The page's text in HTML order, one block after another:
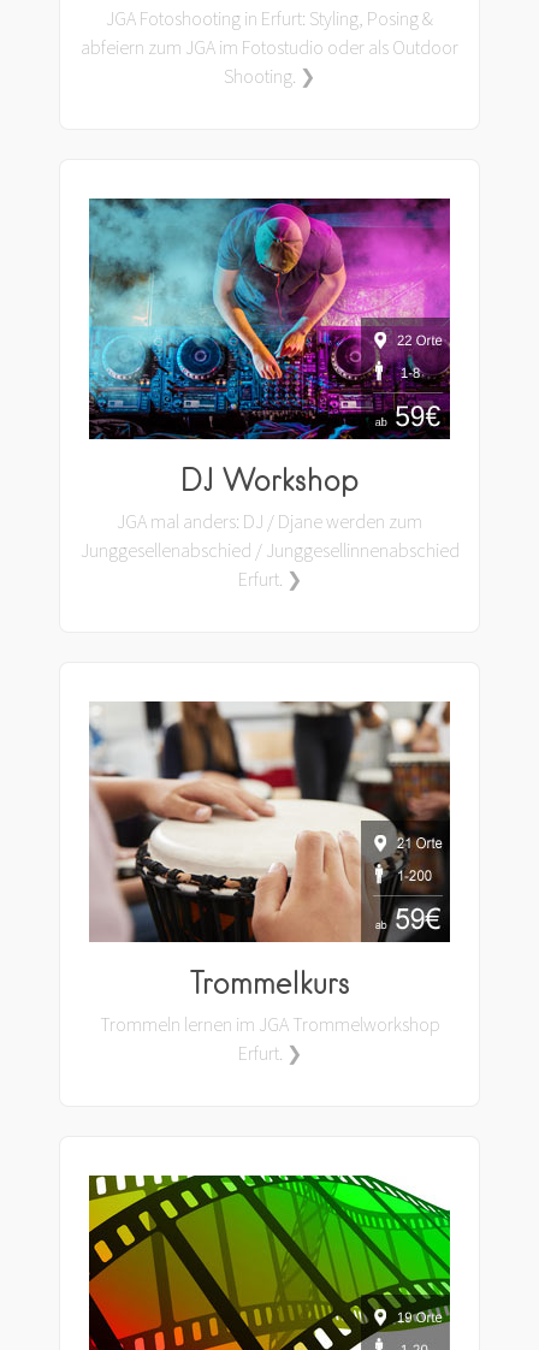
JGA Fotoshooting in Erfurt: Styling, Posing &
abfeiern zum JGA im Fotostudio oder als Outdoor
Shooting. ❯
DJ Workshop
JGA mal anders: DJ / Djane werden zum
Junggesellenabschied / Junggesellinnenabschied
Erfurt. ❯
Trommelkurs
Trommeln lernen im JGA Trommelworkshop
Erfurt. ❯